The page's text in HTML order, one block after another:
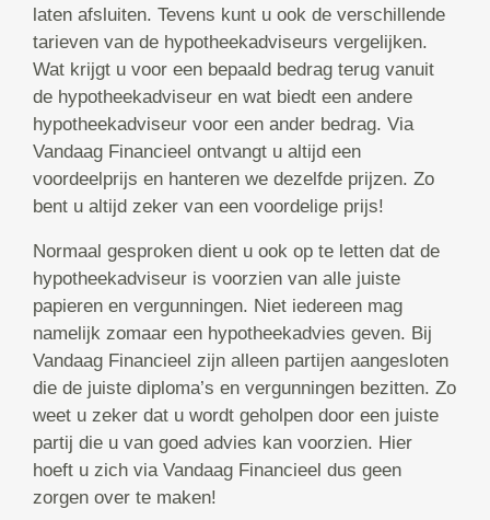
laten afsluiten. Tevens kunt u ook de verschillende
tarieven van de hypotheekadviseurs vergelijken.
Wat krijgt u voor een bepaald bedrag terug vanuit
de hypotheekadviseur en wat biedt een andere
hypotheekadviseur voor een ander bedrag. Via
Vandaag Financieel ontvangt u altijd een
voordeelprijs en hanteren we dezelfde prijzen. Zo
bent u altijd zeker van een voordelige prijs!
Normaal gesproken dient u ook op te letten dat de
hypotheekadviseur is voorzien van alle juiste
papieren en vergunningen. Niet iedereen mag
namelijk zomaar een hypotheekadvies geven. Bij
Vandaag Financieel zijn alleen partijen aangesloten
die de juiste diploma’s en vergunningen bezitten. Zo
weet u zeker dat u wordt geholpen door een juiste
partij die u van goed advies kan voorzien. Hier
hoeft u zich via Vandaag Financieel dus geen
zorgen over te maken!